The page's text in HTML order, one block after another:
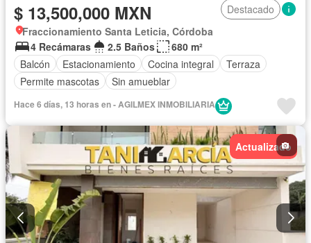
$ 13,500,000 MXN
Destacado
Fraccionamiento Santa Leticia, Córdoba
4 Recámaras
2.5 Baños
680 m²
Balcón
Estacionamiento Cocina integral
Terraza
Permite mascotas
Sin amueblar
Hace 6 días, 13 horas en - AGILMEX INMOBILIARIA
Actualizado